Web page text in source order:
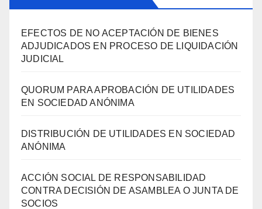
EFECTOS DE NO ACEPTACIÓN DE BIENES
ADJUDICADOS EN PROCESO DE LIQUIDACIÓN
JUDICIAL
QUORUM PARA APROBACIÓN DE UTILIDADES
EN SOCIEDAD ANÓNIMA
DISTRIBUCIÓN DE UTILIDADES EN SOCIEDAD
ANÓNIMA
ACCIÓN SOCIAL DE RESPONSABILIDAD
CONTRA DECISIÓN DE ASAMBLEA O JUNTA DE
SOCIOS